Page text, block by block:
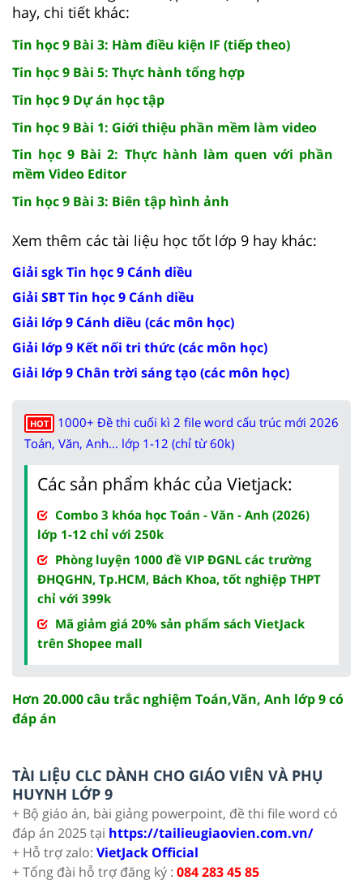
hay, chi tiết khác:
Tin học 9 Bài 3: Hàm điều kiện IF (tiếp theo)
Tin học 9 Bài 5: Thực hành tổng hợp
Tin học 9 Dự án học tập
Tin học 9 Bài 1: Giới thiệu phần mềm làm video
Tin học 9 Bài 2: Thực hành làm quen với phần
mềm Video Editor
Tin học 9 Bài 3: Biên tập hình ảnh
Xem thêm các tài liệu học tốt lớp 9 hay khác:
Giải sgk Tin học 9 Cánh diều
Giải SBT Tin học 9 Cánh diều
Giải lớp 9 Cánh diều (các môn học)
Giải lớp 9 Kết nối tri thức (các môn học)
Giải lớp 9 Chân trời sáng tạo (các môn học)
HOT
1000+ Đề thi cuối kì 2 file word cấu trúc mới 2026
Toán, Văn, Anh... lớp 1-12 (chỉ từ 60k)
Các sản phẩm khác của Vietjack:
Combo 3 khóa học Toán - Văn - Anh (2026)
lớp 1-12 chỉ với 250k
Phòng luyện 1000 đề VIP ĐGNL các trường
ĐHQGHN, Tp.HCM, Bách Khoa, tốt nghiệp THPT
chỉ với 399k
Mã giảm giá 20% sản phẩm sách VietJack
trên Shopee mall
Hơn 20.000 câu trắc nghiệm Toán,Văn, Anh lớp 9 có
đáp án
TÀI LIỆU CLC DÀNH CHO GIÁO VIÊN VÀ PHỤ
HUYNH LỚP 9
+ Bộ giáo án, bài giảng powerpoint, đề thi file word có
đáp án 2025 tại https://tailieugiaovien.com.vn/
+ Hỗ trợ zalo: VietJack Official
+ Tổng đài hỗ trợ đăng ký : 084 283 45 85